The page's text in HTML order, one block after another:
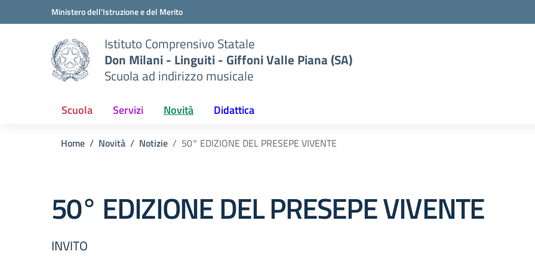
Vai ai contenuti
Vai al menu di navigazioneMinistero dell'Istruzione e del Merito
Istituto Comprensivo Statale
Don Milani - Linguiti - Giffoni Valle Piana (SA)
Scuola ad indirizzo musicale
Scuola Servizi Novità Didattica
Home Novità Notizie 50° EDIZIONE DEL PRESEPE VIVENTE
50° EDIZIONE DEL PRESEPE VIVENTE
INVITO